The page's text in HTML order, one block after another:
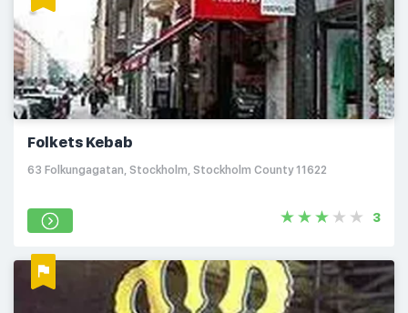
Folkets Kebab
63 Folkungagatan, Stockholm, Stockholm County 11622
3